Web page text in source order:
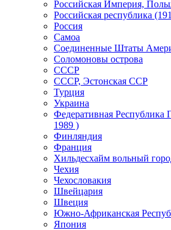
Российская Империя,
Российская республика
Россия
Самоа
Соединенные Штаты
Соломоновы острова
СССР
СССР, Эстонская ССР
Турция
Украина
Федеративная Республика
1989 )
Финляндия
Франция
Хильдесхайм вольный
Чехия
Чехословакия
Швейцария
Швеция
Южно-Африканская
Япония